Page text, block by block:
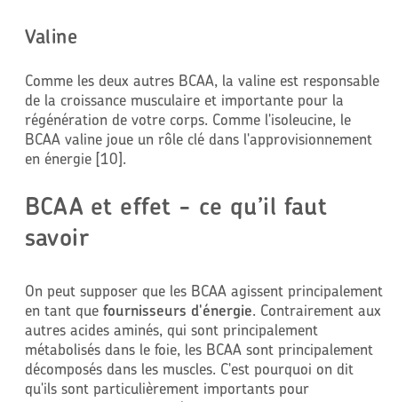
Valine
Comme les deux autres BCAA, la valine est responsable
de la croissance musculaire et importante pour la
régénération de votre corps. Comme l'isoleucine, le
BCAA valine joue un rôle clé dans l'approvisionnement
en énergie [10].
BCAA et effet - ce qu’il faut
savoir
On peut supposer que les BCAA agissent principalement
en tant quefournisseurs d'énergie. Contrairement aux
autres acides aminés, qui sont principalement
métabolisés dans le foie, les BCAA sont principalement
décomposés dans les muscles. C'est pourquoi on dit
qu'ils sont particulièrement importants pour